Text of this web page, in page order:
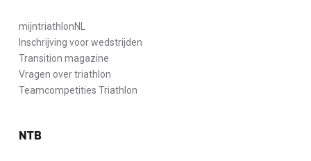
mijntriathlonNL
Inschrijving voor wedstrijden
Transition magazine
Vragen over triathlon
Teamcompetities Triathlon
NTB